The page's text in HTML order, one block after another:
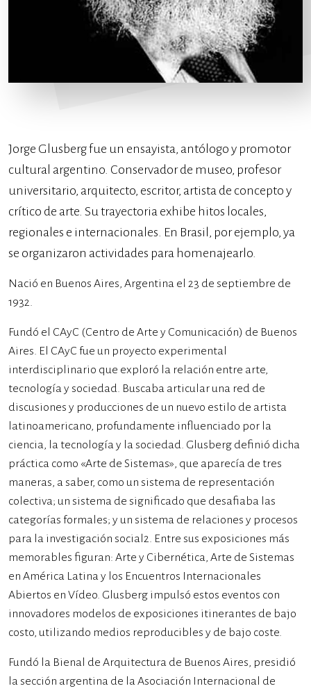
Jorge Glusberg fue un ensayista, antólogo y promotor
cultural argentino. Conservador de museo, profesor
universitario, arquitecto, escritor, artista de concepto y
crítico de arte. Su trayectoria exhibe hitos locales,
regionales e internacionales. En Brasil, por ejemplo, ya
se organizaron actividades para homenajearlo.
Nació en Buenos Aires, Argentina el 23 de septiembre de
1932.
Fundó el CAyC (Centro de Arte y Comunicación) de Buenos
Aires. El CAyC fue un proyecto experimental
interdisciplinario que exploró la relación entre arte,
tecnología y sociedad. Buscaba articular una red de
discusiones y producciones de un nuevo estilo de artista
latinoamericano, profundamente influenciado por la
ciencia, la tecnología y la sociedad. Glusberg definió dicha
práctica como «Arte de Sistemas», que aparecía de tres
maneras, a saber, como un sistema de representación
colectiva; un sistema de significado que desafiaba las
categorías formales; y un sistema de relaciones y procesos
para la investigación social2​. Entre sus exposiciones más
memorables figuran: Arte y Cibernética, Arte de Sistemas
en América Latina y los Encuentros Internacionales
Abiertos en Vídeo. Glusberg impulsó estos eventos con
innovadores modelos de exposiciones itinerantes de bajo
costo, utilizando medios reproducibles y de bajo coste.
Fundó la Bienal de Arquitectura de Buenos Aires, presidió
la sección argentina de la Asociación Internacional de